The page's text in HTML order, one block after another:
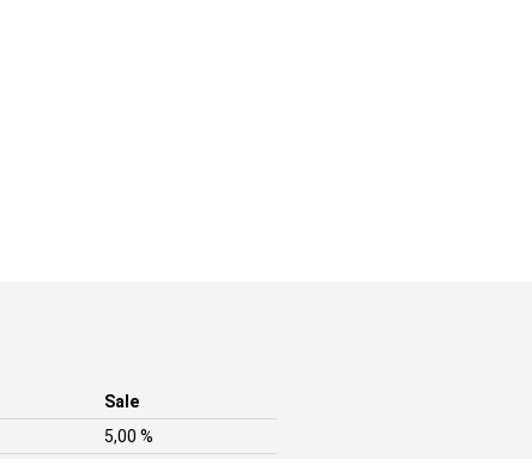
Sale
5,00 %